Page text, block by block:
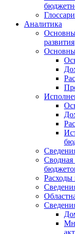
Аналитика
развития
Расходы